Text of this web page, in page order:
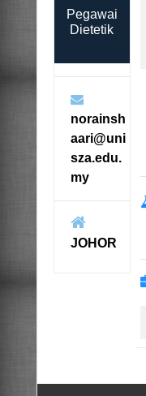
Pegawai
Dietetik
norainsh
aari@uni
sza.edu.
my
JOHOR